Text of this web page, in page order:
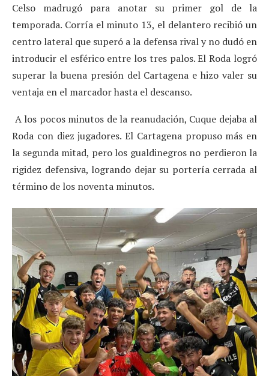
Celso madrugó para anotar su primer gol de la
temporada. Corría el minuto 13, el delantero recibió un
centro lateral que superó a la defensa rival y no dudó en
introducir el esférico entre los tres palos. El Roda logró
superar la buena presión del Cartagena e hizo valer su
ventaja en el marcador hasta el descanso.
A los pocos minutos de la reanudación, Cuque dejaba al
Roda con diez jugadores. El Cartagena propuso más en
la segunda mitad, pero los gualdinegros no perdieron la
rigidez defensiva, logrando dejar su portería cerrada al
término de los noventa minutos.